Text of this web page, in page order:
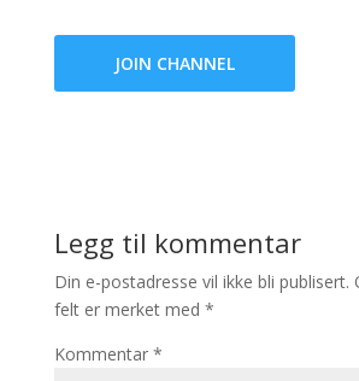
JOIN CHANNEL
Legg til kommentar
Din e-postadresse vil ikke bli publisert.
felt er merket med *
Kommentar *